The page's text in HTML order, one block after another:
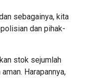
sebagainya, kita
dan pihak-
stok sejumlah
Harapannya,